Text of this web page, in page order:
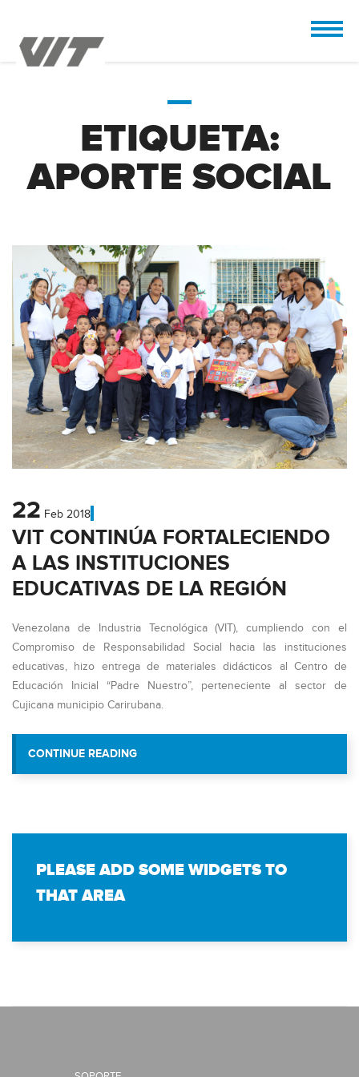
ETIQUETA:
APORTE SOCIAL
22 Feb 2018
VIT CONTINÚA FORTALECIENDO
A LAS INSTITUCIONES
EDUCATIVAS DE LA REGIÓN
Venezolana de Industria Tecnológica (VIT), cumpliendo con el
Compromiso de Responsabilidad Social hacia las instituciones
educativas, hizo entrega de materiales didácticos al Centro de
Educación Inicial “Padre Nuestro”, perteneciente al sector de
Cujicana municipio Carirubana.
CONTINUE READING
PLEASE ADD SOME WIDGETS TO
THAT AREA